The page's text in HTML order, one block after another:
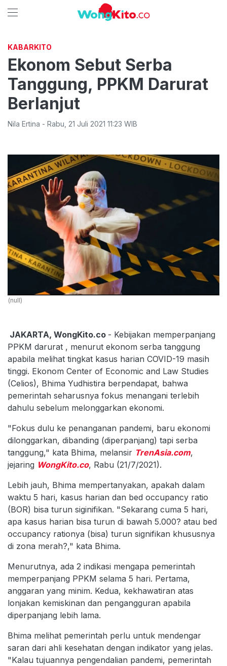
KABARKITO
Ekonom Sebut Serba
Tanggung, PPKM Darurat
Berlanjut
Nila Ertina - Rabu 21 Juli 2021 11:23 WIB
(null)
JAKARTA, WongKito.co - Kebijakan memperpanjang
PPKM darurat , menurut ekonom serba tanggung
apabila melihat tingkat kasus harian COVID-19 masih
tinggi. Ekonom Center of Economic and Law Studies
(Celios), Bhima Yudhistira berpendapat, bahwa
pemerintah seharusnya fokus menangani terlebih
dahulu sebelum melonggarkan ekonomi.
"Fokus dulu ke penanganan pandemi, baru ekonomi
dilonggarkan, dibanding (diperpanjang) tapi serba
tanggung," kata Bhima, melansir TrenAsia.com,
jejaring WongKito.co, Rabu (21/7/2021).
Lebih jauh, Bhima mempertanyakan, apakah dalam
waktu 5 hari, kasus harian dan bed occupancy ratio
(BOR) bisa turun siginifikan. "Sekarang cuma 5 hari,
apa kasus harian bisa turun di bawah 5.000? atau bed
occupancy rationya (bisa) turun signifikan khususnya
di zona merah?," kata Bhima.
Menurutnya, ada 2 indikasi mengapa pemerintah
memperpanjang PPKM selama 5 hari. Pertama,
anggaran yang minim. Kedua, kekhawatiran atas
lonjakan kemiskinan dan pengangguran apabila
diperpanjang lebih lama.
Bhima melihat pemerintah perlu untuk mendengar
saran dari ahli kesehatan dengan indikator yang jelas.
"Kalau tujuannya pengendalian pandemi, pemerintah